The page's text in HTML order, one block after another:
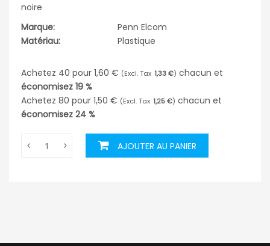
noire
Marque:
Penn Elcom
Matériau:
Plastique
Achetez 40 pour 1,60 € 1,33 € chacun et
économisez 19 %
Achetez 80 pour 1,50 € 1,25 € chacun et
économisez 24 %
AJOUTER AU PANIER